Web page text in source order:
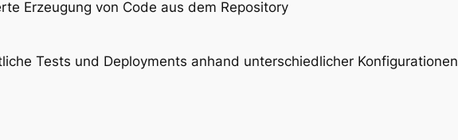
Erzeugung von Code aus dem Repository
Tests und Deployments anhand unterschiedlicher Konfigurationen